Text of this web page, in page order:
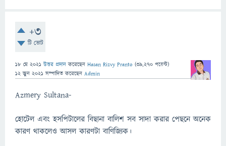
+3
টি ভোট
18 মে 2021 উত্তর প্রদান করেছেন Hasan Rizvy Pranto (39,270 পয়েন্ট)
12 জুন 2021 সম্পাদিত করেছেন Admin
Azmery Sultana-
হোটেল এবং হসপিটালের বিছানা বালিশ সব সাদা করার পেছনে অনেক
কারণ থাকলেও আসল কারণটা বাণিজ্যিক।